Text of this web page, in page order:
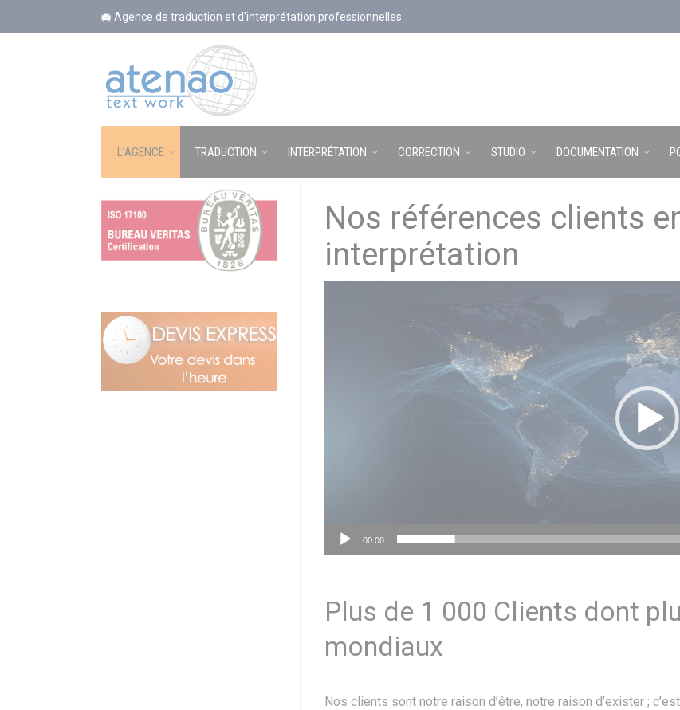
Agence de traduction et d’interprétation professionnelles
L’AGENCE TRADUCTION INTERPRÉTATION CORRECTION STUDIO DOCUMENTATION
Nos références clients
interprétation
00:00
Plus de 1 000 Clients dont
mondiaux
Nos clients sont notre raison d’être, notre raison d’exister ;
Panneau de gestion des cookies